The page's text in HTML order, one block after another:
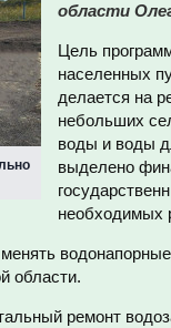
области
Цель
населенных
делается на
небольших
воды и воды
выделено
необходимых
области.
ремонт